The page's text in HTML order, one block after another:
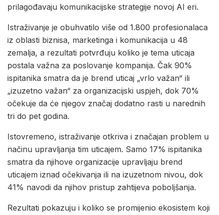
prilagođavaju komunikacijske strategije novoj AI eri.
Istraživanje je obuhvatilo više od 1.800 profesionalaca
iz oblasti biznisa, marketinga i komunikacija u 48
zemalja, a rezultati potvrđuju koliko je tema uticaja
postala važna za poslovanje kompanija. Čak 90%
ispitanika smatra da je brend uticaj „vrlo važan“ ili
„izuzetno važan“ za organizacijski uspjeh, dok 70%
očekuje da će njegov značaj dodatno rasti u narednih
tri do pet godina.
Istovremeno, istraživanje otkriva i značajan problem u
načinu upravljanja tim uticajem. Samo 17% ispitanika
smatra da njihove organizacije upravljaju brend
uticajem iznad očekivanja ili na izuzetnom nivou, dok
41% navodi da njihov pristup zahtijeva poboljšanja.
Rezultati pokazuju i koliko se promijenio ekosistem koji